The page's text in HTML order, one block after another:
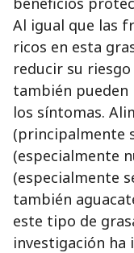
Al igual que las
ricos en esta
reducir su riesgo
también pueden
los síntomas.
(principalmente
(especialmente
(especialmente
también
este tipo de
investigación ha